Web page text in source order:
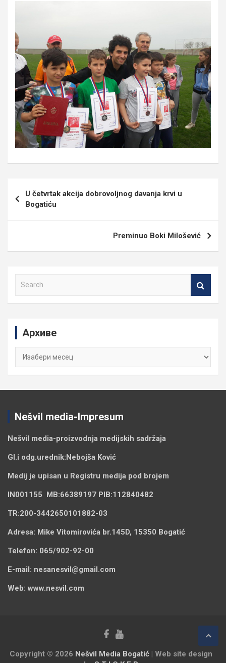
чланка
U četvrtak akcija dobrovoljnog davanja krvi u
Bogatiću
Preminuo Boki Milošević
Архиве
Архиве
Nešvil media-Impresum
Nešvil media-proizvodnja medijskih sadržaja
Gl.i odg.urednik: Nebojša Ković
Medij je upisan u Registru medija pod brojem
IN001155 MB:66389197 PIB:112840482
TR:200-3442650101882-03
Adresa: Mike Vitomirovića br.145D, 15350 Bogatić
Telefon: 065/902-92-00
E-mail: nesanesvil@gmail.com
Web: www.nesvil.com
Copyright © 2026 Nešvil Media Bogatić | Web site design